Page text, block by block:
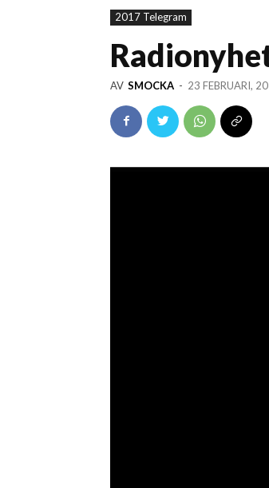
2017 Telegram
AV SMOCKA - 23 FEBRUARI,